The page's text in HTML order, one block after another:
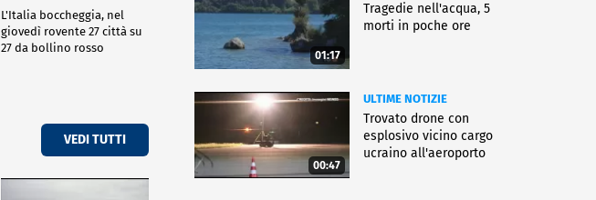
L'Italia boccheggia, nel
giovedì rovente 27 città su
27 da bollino rosso
VEDI TUTTI
01:17
Tragedie nell'acqua, 5
morti in poche ore
00:47
ULTIME NOTIZIE
Trovato drone con
esplosivo vicino cargo
ucraino all'aeroporto